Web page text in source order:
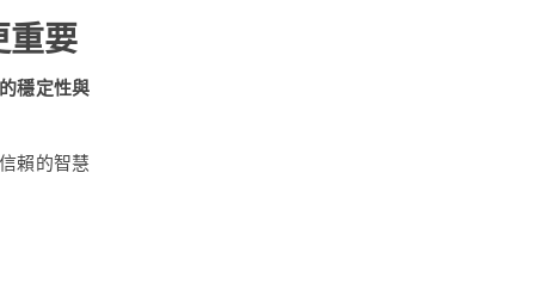
重要
穩定性與
賴的智慧